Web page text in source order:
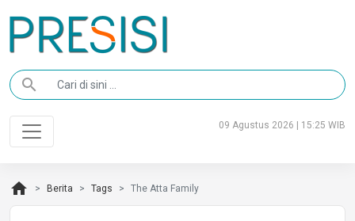
search
09 Agustus 2026 | 15:25 WIB
home Berita Tags The Atta Family